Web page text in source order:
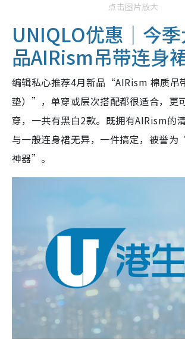
点击图片放大
UNIQLO优惠｜今
品AIRism吊带连身
编辑私心推荐4月新品“AIRism 棉质吊
垫）”，单穿或层次搭配都很适合，更
穿，一共有黑白2款。既拥有AIRism的
与一般连身裙无异，一件搞定，被誉
神器”。